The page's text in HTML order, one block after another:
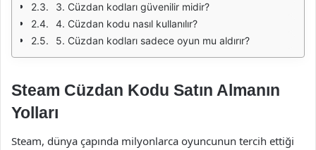
3. Cüzdan kodları güvenilir midir?
4. Cüzdan kodu nasıl kullanılır?
5. Cüzdan kodları sadece oyun mu aldırır?
Steam Cüzdan Kodu Satın Almanın
Yolları
Steam, dünya çapında milyonlarca oyuncunun tercih ettiği